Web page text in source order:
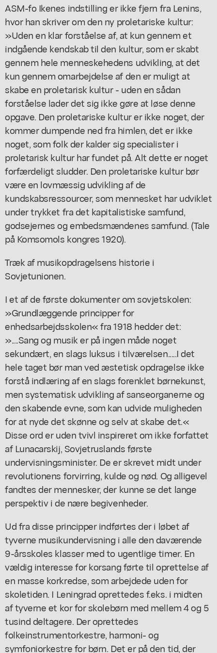
ASM-fo Ikenes indstilling er ikke fjern fra Lenins,
hvor han skriver om den ny proletariske kultur:
»Uden en klar forståelse af, at kun gennem et
indgående kendskab til den kultur, som er skabt
gennem hele menneskehedens udvikling, at det
kun gennem omarbejdelse af den er muligt at
skabe en proletarisk kultur - uden en sådan
forståelse lader det sig ikke gøre at løse denne
opgave. Den proletariske kultur er ikke noget, der
kommer dumpende ned fra himlen, det er ikke
noget, som folk der kalder sig specialister i
proletarisk kultur har fundet på. Alt dette er noget
forfærdeligt sludder. Den proletariske kultur bør
være en lovmæssig udvikling af de
kundskabsressourcer, som mennesket har udviklet
under trykket fra det kapitalistiske samfund,
godsejernes og embedsmændenes samfund. (Tale
på Komsomols kongres 1920).
Træk af musikopdragelsens historie i
Sovjetunionen.
I et af de første dokumenter om sovjetskolen:
»Grundlæggende principper for
enhedsarbejdsskolen« fra 1918 hedder det:
»....Sang og musik er på ingen måde noget
sekundært, en slags luksus i tilværelsen.....I det
hele taget bør man ved æstetisk opdragelse ikke
forstå indlæring af en slags forenklet børnekunst,
men systematisk udvikling af sanseorganerne og
den skabende evne, som kan udvide muligheden
for at nyde det skønne og selv at skabe det.«
Disse ord er uden tvivl inspireret om ikke forfattet
af Lunacarskij, Sovjetruslands første
undervisningsminister. De er skrevet midt under
revolutionens forvirring, kulde og nød. Og alligevel
fandtes der mennesker, der kunne se det lange
perspektiv i de nære begivenheder.
Ud fra disse principper indførtes der i løbet af
tyverne musikundervisning i alle den daværende
9-årsskoles klasser med to ugentlige timer. En
vældig interesse for korsang førte til oprettelse af
en masse korkredse, som arbejdede uden for
skoletiden. I Leningrad oprettedes f.eks. i midten
af tyverne et kor for skolebørn med mellem 4 og 5
tusind deltagere. Der oprettedes
folkeinstrumentorkestre, harmoni- og
symfoniorkestre for børn. Det er på den tid, der